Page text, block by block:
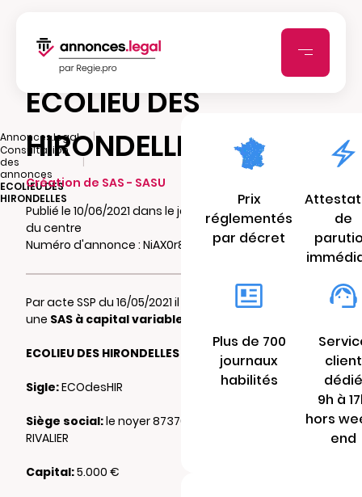
Annonces.legal
|
Consultation
des
annonces
|
ECOLIEU DES
HIRONDELLES
ECOLIEU DES
HIRONDELLES
Création de SAS - SASU
Publié le 10/06/2021 dans le journal Populaire
du centre
Numéro d'annonce : NiAX0r8aHkYrH
Par acte SSP du 16/05/2021 il a été constitué
une SAS à capital variable
ECOLIEU DES HIRONDELLES
Sigle:ECOdesHIR
Siège social:le noyer 87370 BERSAC SUR
RIVALIER
Capital:5.000 €
Prix
réglementés
par décret
de
Plus de 700
journaux
habilités
client
dédié
9h à
hors
end